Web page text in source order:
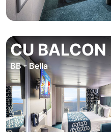
CU BALCON
BB - Bella